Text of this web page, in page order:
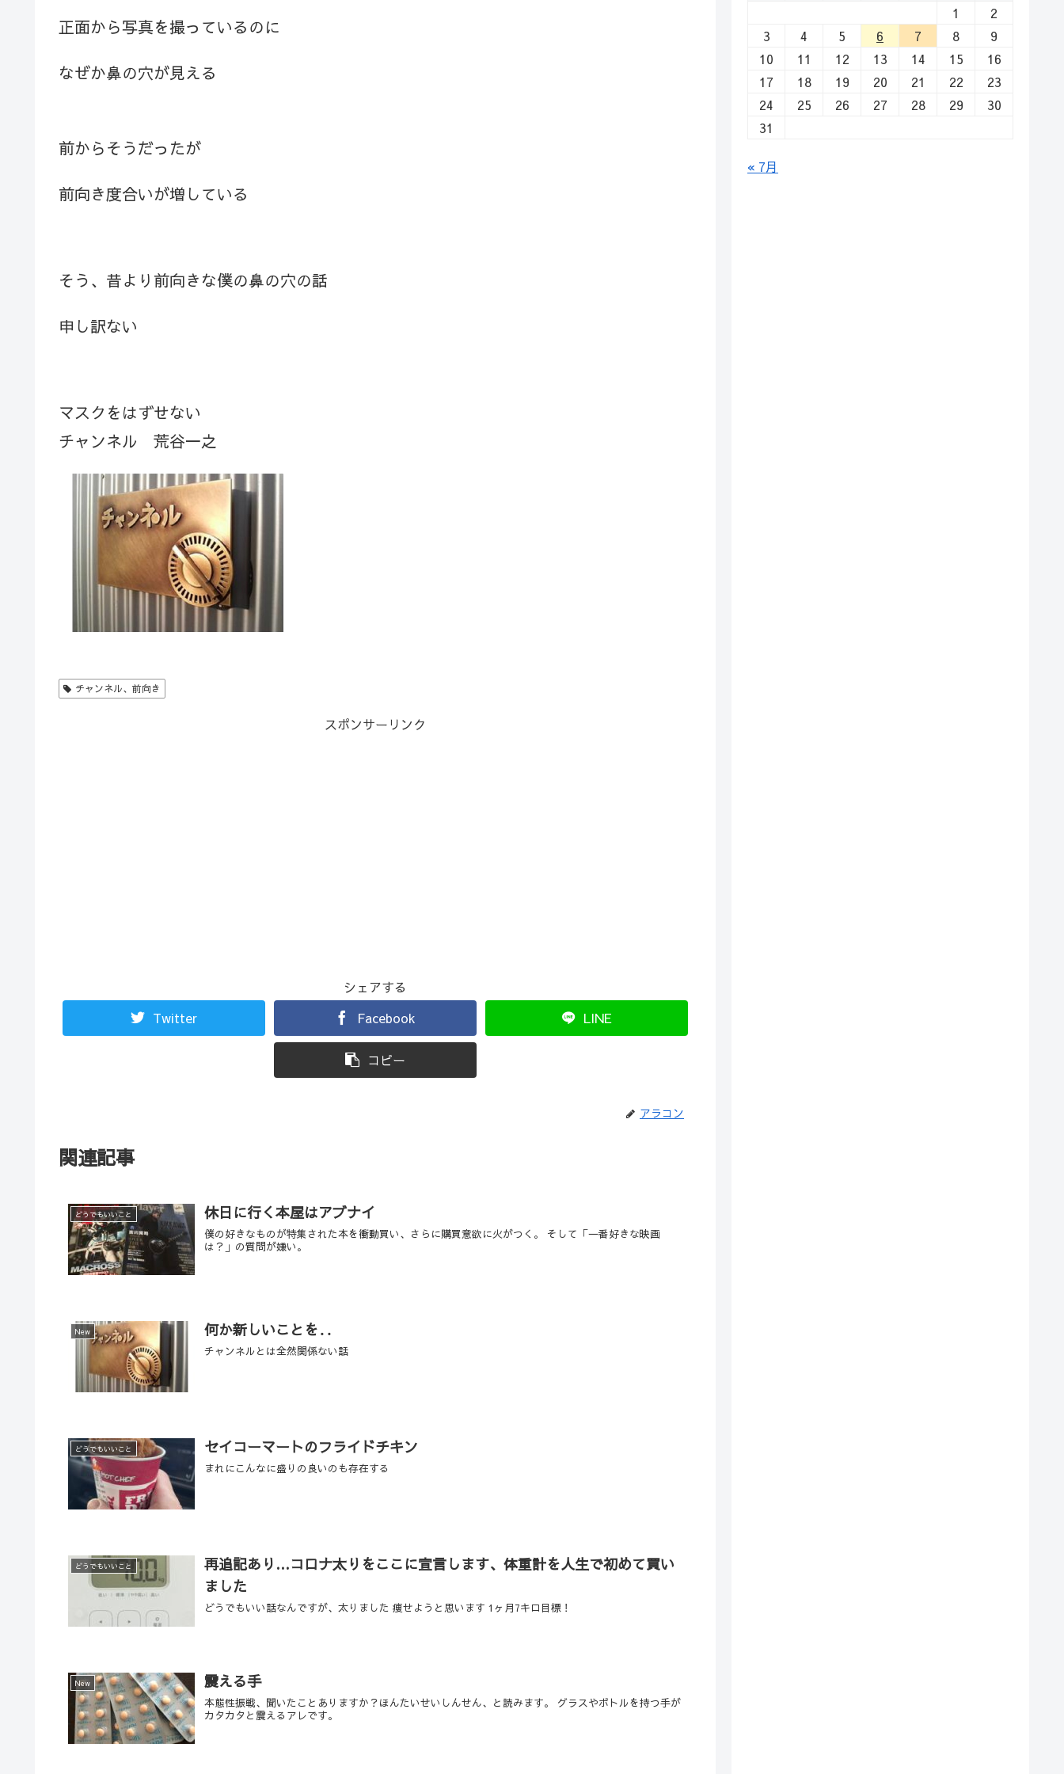
正面から写真を撮っているのに
なぜか鼻の穴が見える
前からそうだったが
前向き度合いが増している
そう、昔より前向きな僕の鼻の穴の話
申し訳ない
マスクをはずせない
チャンネル 荒谷一之
チャンネル、前向き
スポンサーリンク
シェアする
Twitter
Facebook LINE
コピー
アラコン
関連記事
どうでもいいこと 休日に行く本屋はアブナイ
僕の好きなものが特集された本を衝動買い、さらに購買意欲に火がつく。 そして「一番好きな映画
は？」の質問が嫌い。
New 何か新しいことを‥
チャンネルとは全然関係ない話
どうでもいいこと セイコーマートのフライドチキン
まれにこんなに盛りの良いのも存在する
どうでもいいこと
再追記あり…コロナ太りをここに宣言します、体重計を人生で初めて買い
ました
どうでもいい話なんですが、太りました 痩せようと思います 1ヶ月7キロ目標！
New 震える手
本態性振戦、聞いたことありますか？ほんたいせいしんせん、と読みます。 グラスやボトルを持つ手が
カタカタと震えるアレです。
1
2
3
4 5 6 7 8
9
10
11 12 13 14 15
16
17
18 19 20 21 22
23
24
25 26 27 28 29
30
31
« 7月